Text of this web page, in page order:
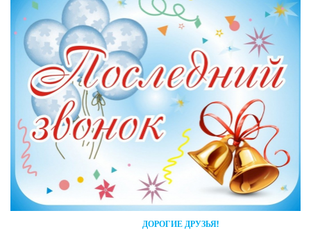
РЕКЛАМОДАТЕЛЯМ
ОБЪЯВЛЕНИЯ
КОНТАКТЫ
ДОРОГИЕ ДРУЗЬЯ!